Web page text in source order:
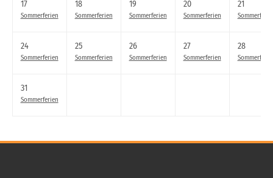
17
Sommerferien
18
Sommerferien
19
Sommerferien
20
Sommerferien
21
24
Sommerferien
25
Sommerferien
26
Sommerferien
27
Sommerferien
28
31
Sommerferien